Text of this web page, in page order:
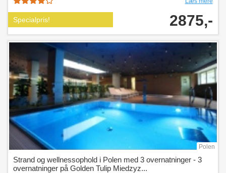
Specialpris! 2875,-
Polen
Strand og wellnessophold i Polen med 3 overnatninger - 3
overnatninger på Golden Tulip Miedzyz...